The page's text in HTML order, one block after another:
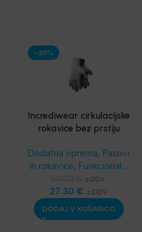
-30%
Incrediwear cirkulacijske
rokavice bez prstiju
Dodatna oprema, Pasovi
in rokavice, Funkcionalni
SKLZ
Funkcionalni trening
Športske bandaže -
terapevtske trakice,
z DDV
27.30€ z DDV
DODAJ V KOŠARICO